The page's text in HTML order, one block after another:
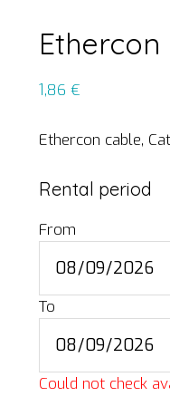
Ethercon
1,86 €
Ethercon cable,
Rental period
From
To
Could not check